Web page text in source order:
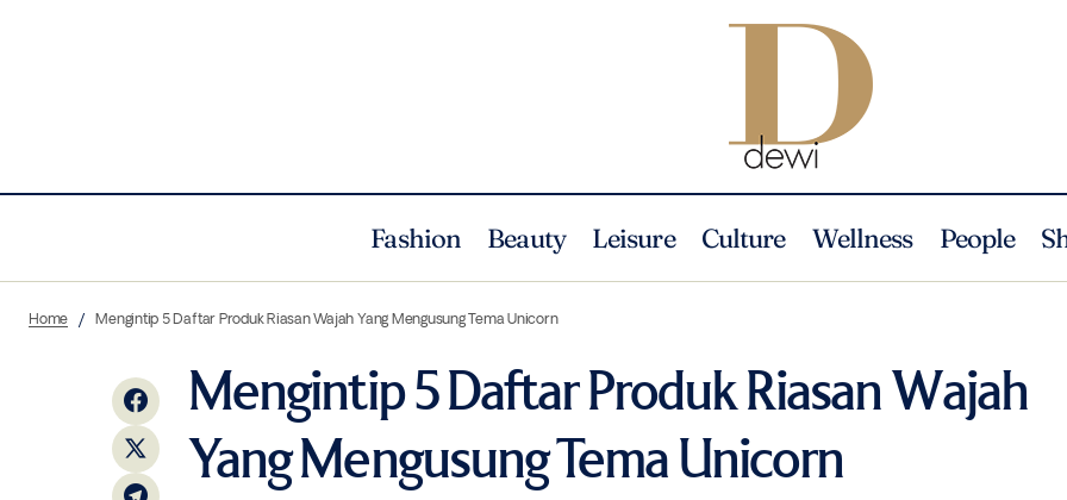
Fashion Beauty Leisure Culture Wellness People
Hal Yang Perlu Diketahui Tentang Putri
Dari Pasangan Raisa Andriana dan
Beauty News
Home Mengintip 5 Daftar Produk Riasan Wajah Yang Mengusung Tema Unicorn
Mengintip 5 Daftar Produk Riasan Wajah
Yang Mengusung Tema Unicorn